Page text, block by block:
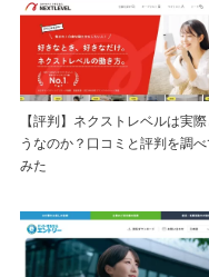
【評判】ネクストレベルは実
うなのか？口コミと評判を調べ
みた